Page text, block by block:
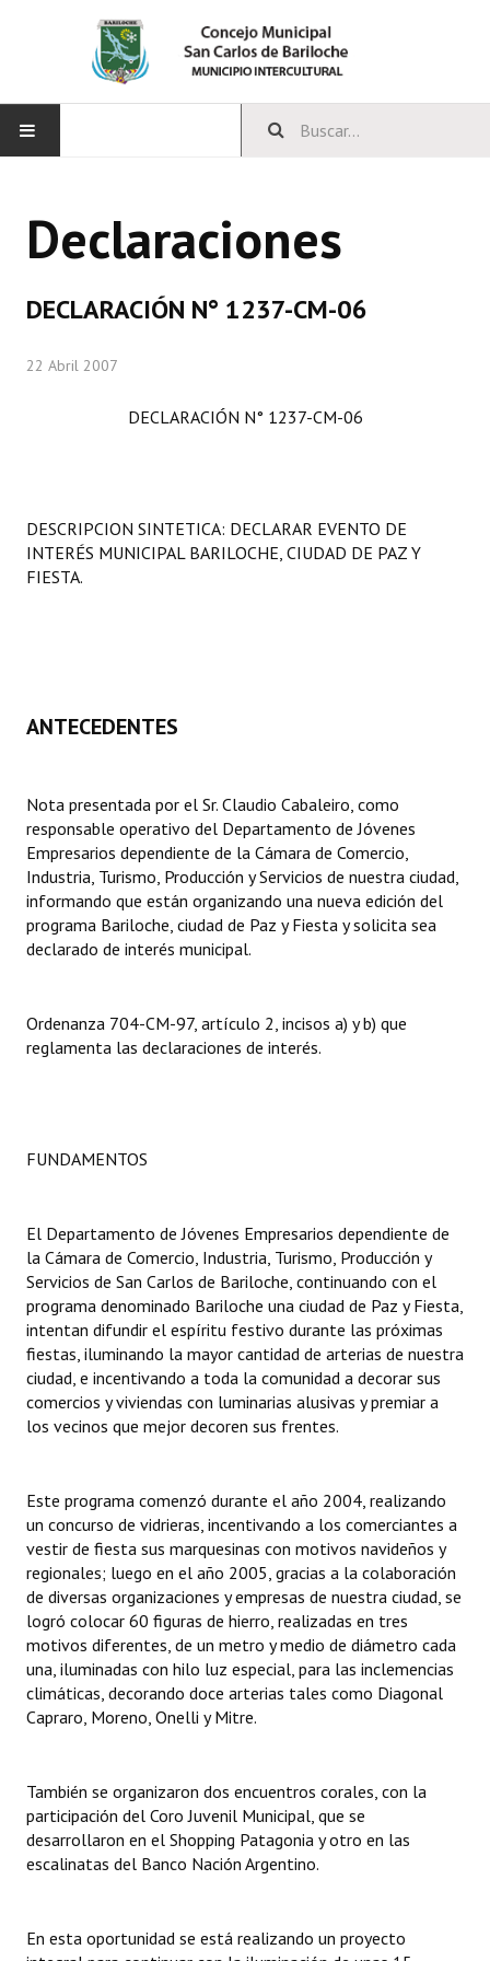
CONCEJO
Comisiones Especiales
LEGISLACIÓN
Organigrama
DOCUMENTOS
Informes de Gestión
Dictámenes Asesoría Letrada
Ejecución Presupuestaria
NORMATIVA
Comunicaciones
Declaraciones
Resoluciones
Resoluciones de Presidencia
Antiguos Pobladores
Noticias Destacadas
Registros y Distinciones
Datos Históricos
Premio al Mérito - Registro
Mujeres que Dejaron Huellas - Registro
Periodistas Decanos - Registro
Banca del Vecino - Registro
Declaraciones
DECLARACIÓN N° 1237-CM-06
22 Abril 2007
DECLARACIÓN N° 1237-CM-06
DESCRIPCION SINTETICA: DECLARAR EVENTO DE
INTERÉS MUNICIPAL BARILOCHE, CIUDAD DE PAZ Y
FIESTA.
ANTECEDENTES
Nota presentada por el Sr. Claudio Cabaleiro, como
responsable operativo del Departamento de Jóvenes
Empresarios dependiente de la Cámara de Comercio,
Industria, Turismo, Producción y Servicios de nuestra ciudad,
informando que están organizando una nueva edición del
programa Bariloche, ciudad de Paz y Fiesta y solicita sea
declarado de interés municipal.
Ordenanza 704-CM-97, artículo 2, incisos a) y b) que
reglamenta las declaraciones de interés.
FUNDAMENTOS
El Departamento de Jóvenes Empresarios dependiente de
la Cámara de Comercio, Industria, Turismo, Producción y
Servicios de San Carlos de Bariloche, continuando con el
programa denominado Bariloche una ciudad de Paz y Fiesta,
intentan difundir el espíritu festivo durante las próximas
fiestas, iluminando la mayor cantidad de arterias de nuestra
ciudad, e incentivando a toda la comunidad a decorar sus
comercios y viviendas con luminarias alusivas y premiar a
los vecinos que mejor decoren sus frentes.
Este programa comenzó durante el año 2004, realizando
un concurso de vidrieras, incentivando a los comerciantes a
vestir de fiesta sus marquesinas con motivos navideños y
regionales; luego en el año 2005, gracias a la colaboración
de diversas organizaciones y empresas de nuestra ciudad, se
logró colocar 60 figuras de hierro, realizadas en tres
motivos diferentes, de un metro y medio de diámetro cada
una, iluminadas con hilo luz especial, para las inclemencias
climáticas, decorando doce arterias tales como Diagonal
Capraro, Moreno, Onelli y Mitre.
También se organizaron dos encuentros corales, con la
participación del Coro Juvenil Municipal, que se
desarrollaron en el Shopping Patagonia y otro en las
escalinatas del Banco Nación Argentino.
En esta oportunidad se está realizando un proyecto